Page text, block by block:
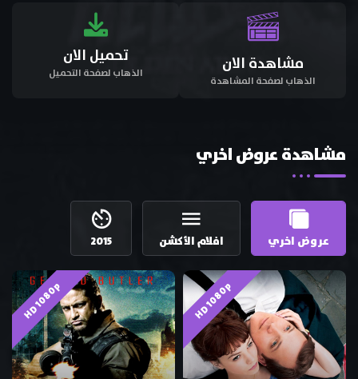
مشاهدة الان
الذهاب لصفحة المشاهدة
تحميل الان
الذهاب لصفحة التحميل
مشاهدة عروض اخري
عروض اخري افلام الأكشن 2015
HD 1080p
HD 1080p